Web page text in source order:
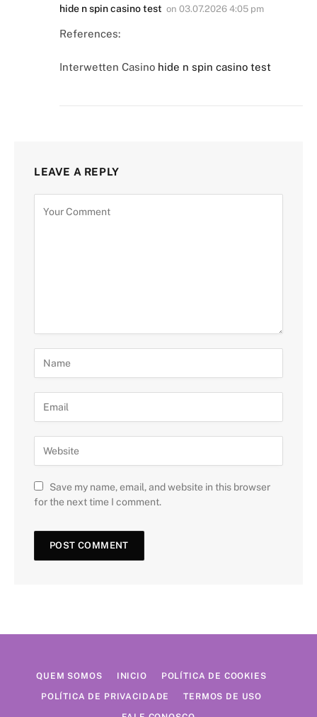
hide n spin casino test on 03.07.2026 4:05 pm
References:
Interwetten Casino hide n spin casino test
LEAVE A REPLY
Save my name, email, and website in this browser
for the next time I comment.
QUEM SOMOS INICIO POLÍTICA DE COOKIES
POLÍTICA DE PRIVACIDADE TERMOS DE USO